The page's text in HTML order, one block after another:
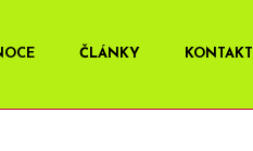
ČLÁNKY KONTAKT